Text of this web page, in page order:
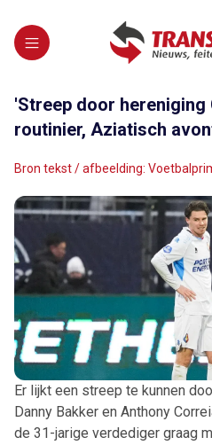
'Streep door
routinier, Aziatisch
Bron tekst / afbeelding:
Er lijkt een streep te kunnen
Danny Bakker en Anthony
de 31-jarige verdediger graag